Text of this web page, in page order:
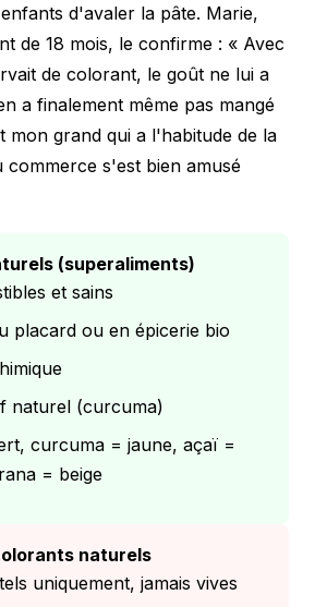
d'avaler la pâte. Marie,
de 18 mois, le confirme : « Avec
de colorant, le goût ne lui a
a finalement même pas mangé
grand qui a l'habitude de la
commerce s'est bien amusé
(superaliments)
et sains
placard ou en épicerie bio
naturel (curcuma)
curcuma = jaune, açaï =
= beige
naturels
uniquement, jamais vives